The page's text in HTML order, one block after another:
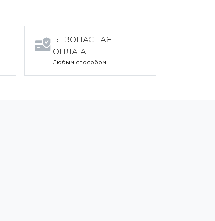
БЕЗОПАСНАЯ
ОПЛАТА
Любым способом